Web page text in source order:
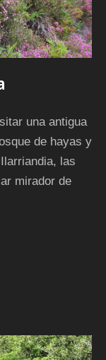
una antigua
de hayas y
las
mirador de